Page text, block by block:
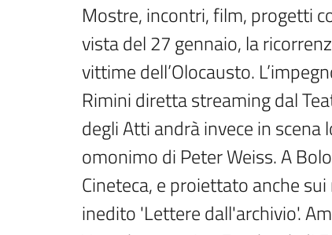
Mostre, incontri, film, progetti
vista del 27 gennaio, la
vittime dell’Olocausto.
Rimini diretta streaming dal
degli Atti andrà invece in
omonimo di Peter Weiss. A
Cineteca, e proiettato anche
inedito 'Lettere dall'archivio'.